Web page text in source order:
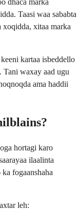
dhaca marka
Taasi waa sababta
xitaa marka
kartaa isbeddello
Tani waxay aad ugu
ama haddii
hortagi karo
ilaalinta
fogaanshaha
leh: